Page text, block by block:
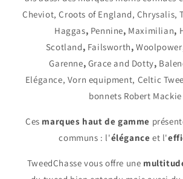
Cheviot,Croots of England, Chrysalis,
Haggas, Pennine, Maximilian,
Scotland, Failsworth,Woolpower
Garenne, Grace and Dotty,
Elégance, Vorn equipment, Celtic
bonnets Robert Mackie
Ces marques haut de gamme
communs : l'élégance et l'
TweedChasse vous offre une